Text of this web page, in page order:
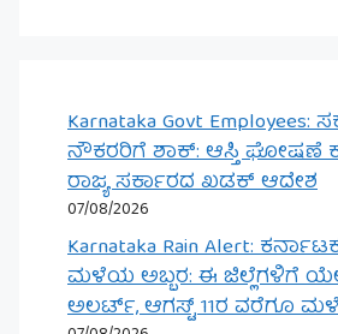
Karnataka Govt Employees:
ನೌಕರರಿಗೆ ಶಾಕ್: ಆಸ್ತಿ ಘೋಷಣೆ
ರಾಜ್ಯ ಸರ್ಕಾರದ ಖಡಕ್ ಆದೇಶ
07/08/2026
Karnataka Rain Alert:
ಮಳೆಯ ಅಬ್ಬರ: ಈ ಜಿಲ್ಲೆಗಳಿಗೆ
ಅಲರ್ಟ್, ಆಗಸ್ಟ್ 11ರ ವರೆಗೂ